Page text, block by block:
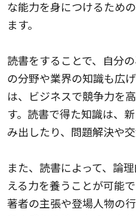
な能力を身につけるため
ます。
読書をすることで、自分
の分野や業界の知識も広
は、ビジネスで競争力を
す。読書で得た知識は、
み出したり、問題解決や
また、読書によって、論
える力を養うことが可能
著者の主張や登場人物の